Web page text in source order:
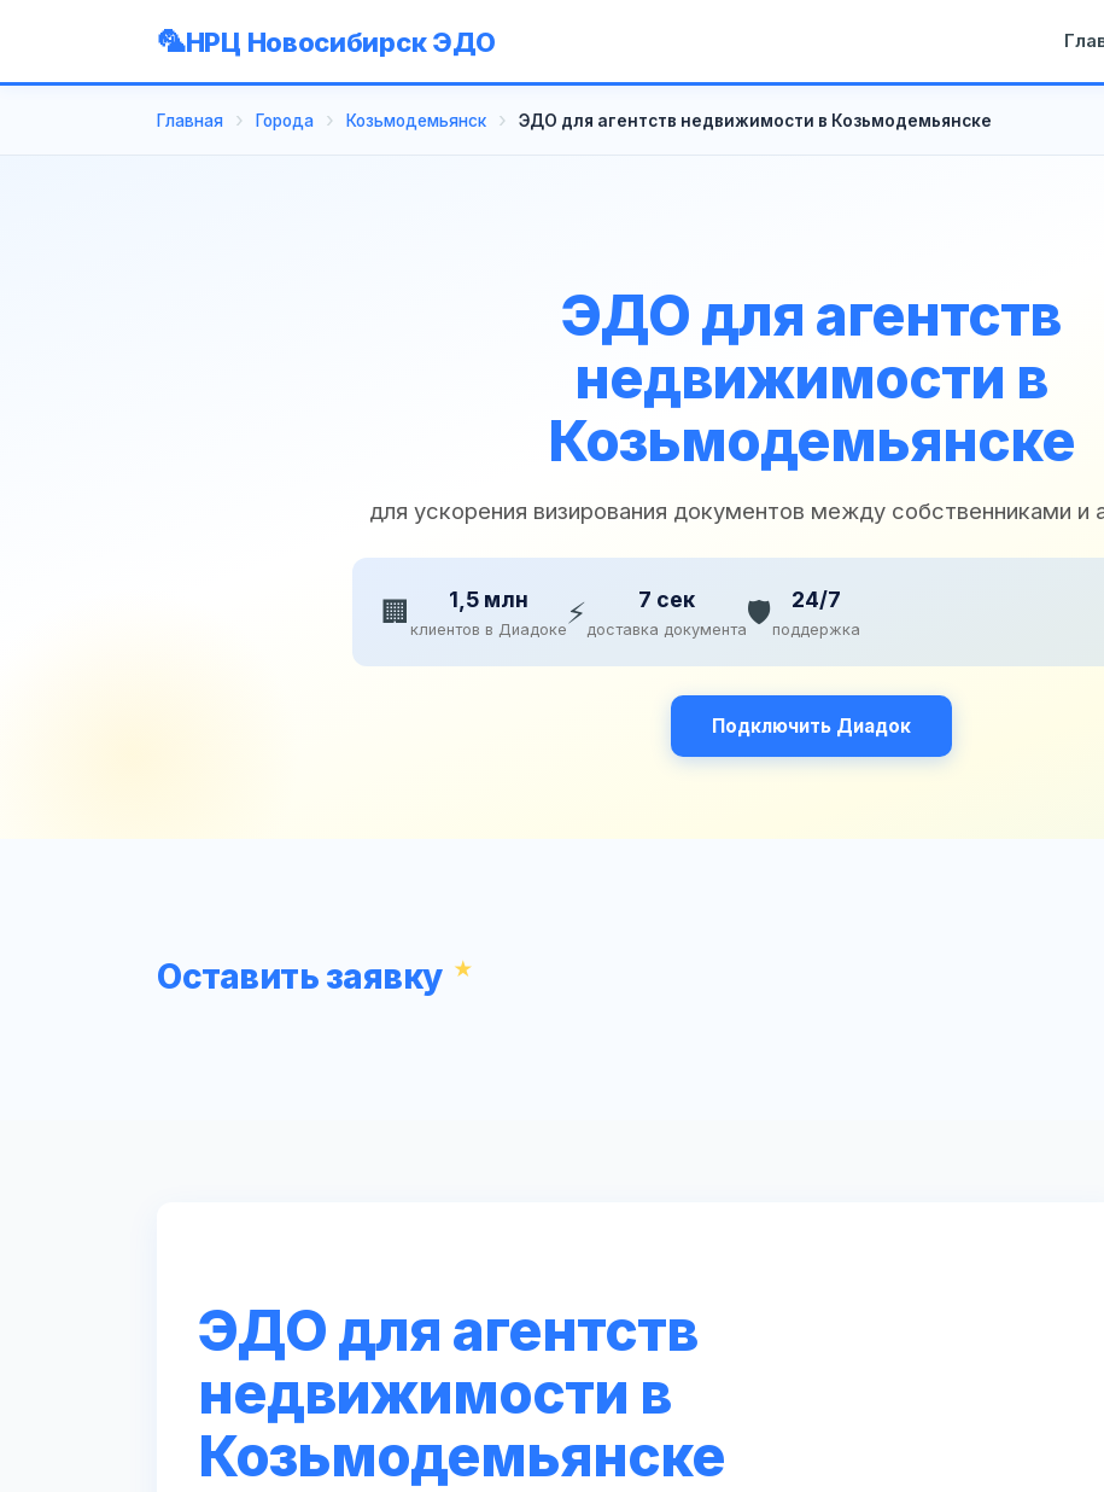
НРЦ Новосибирск ЭДО
Главная Города Козьмодемьянск ЭДО для агентств недвижимости в Козьмодемьянске
ЭДО для агентств
недвижимости в
Козьмодемьянске
для ускорения визирования документов между собственниками и
🏢 1,5 млн
клиентов в Диадоке ⚡ 7 сек
доставка документа🛡️ 24/7
поддержка
Подключить Диадок
Оставить заявку
ЭДО для агентств
недвижимости в
Козьмодемьянске